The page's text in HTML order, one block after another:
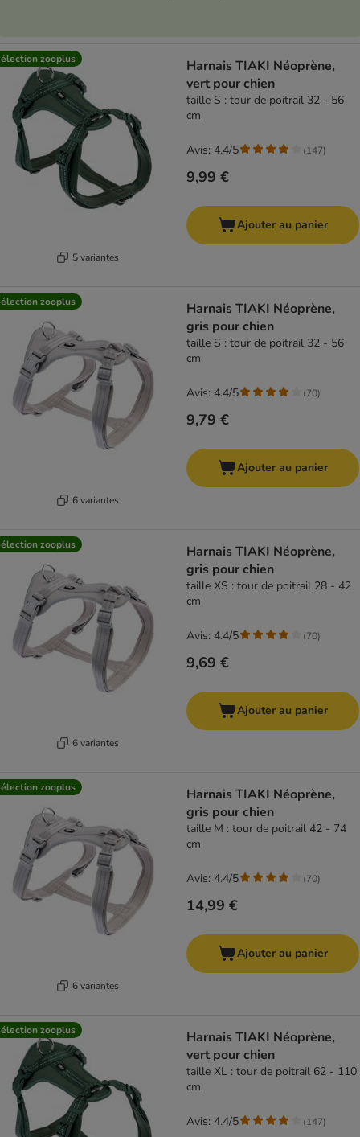
zooplus
5 variantes
Harnais TIAKI Néoprène,
vert pour chien
taille S : tour de poitrail 32 - 56
cm
9,99 €
Avis: 4.4/5 (147)
Ajouter au panier
zooplus
6 variantes
Harnais TIAKI Néoprène,
gris pour chien
taille S : tour de poitrail 32 - 56
cm
9,79 €
Avis: 4.4/5 (70)
Ajouter au panier
zooplus
6 variantes
Harnais TIAKI Néoprène,
gris pour chien
taille XS : tour de poitrail 28 - 42
cm
9,69 €
Avis: 4.4/5 (70)
Ajouter au panier
zooplus
6 variantes
Harnais TIAKI Néoprène,
gris pour chien
taille M : tour de poitrail 42 - 74
cm
14,99 €
Avis: 4.4/5 (70)
Ajouter au panier
zooplus
Harnais TIAKI Néoprène,
vert pour chien
taille XL : tour de poitrail 62 - 110
cm
Avis: 4.4/5 (147)